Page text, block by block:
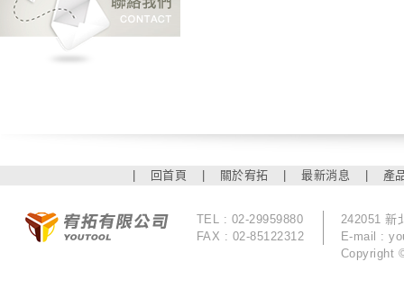
回首頁 關於宥拓 最新消息 產
TEL : 02-29959880
FAX : 02-85122312
242051 新
E-mail :
Copyright